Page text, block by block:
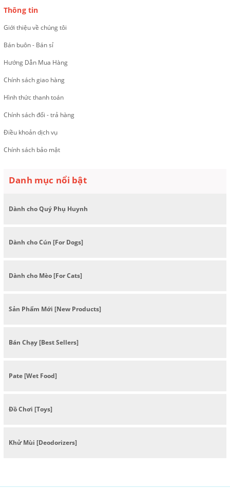
Thông tin
Giới thiệu về chúng tôi
Bán buôn - Bán sỉ
Hướng Dẫn Mua Hàng
Chính sách giao hàng
Hình thức thanh toán
Chính sách đổi - trả hàng
Điều khoản dịch vụ
Chính sách bảo mật
Danh mục nổi bật
Dành cho Quý Phụ Huynh
Dành cho Cún [For Dogs]
Dành cho Mèo [For Cats]
Sản Phẩm Mới [New Products]
Bán Chạy [Best Sellers]
Pate [Wet Food]
Đồ Chơi [Toys]
Khử Mùi [Deodorizers]